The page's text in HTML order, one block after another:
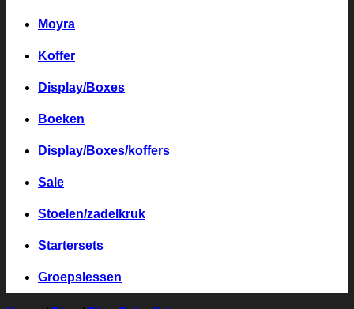
Moyra
Koffer
Display/Boxes
Boeken
Display/Boxes/koffers
Sale
Stoelen/zadelkruk
Startersets
Groepslessen